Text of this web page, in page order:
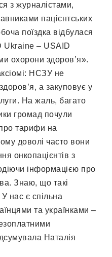
з журналістами,
пацієнтських
поїздка відбулася
Ukraine – USAID
охорони здоров’я».
НСЗУ не
а закуповує у
На жаль, багато
громад почули
тарифи на
доволі часто вони
онкопацієнтів з
інформацією про
Знаю, що такі
нас є спільна
та українками –
Наталія